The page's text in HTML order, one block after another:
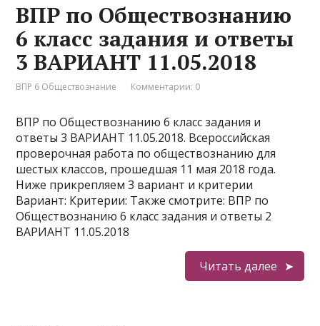
ВПР по Обществознанию
6 класс задания и ответы
3 ВАРИАНТ 11.05.2018
ВПР 6 Обществознание Комментарии: 0
ВПР по Обществознанию 6 класс задания и
ответы 3 ВАРИАНТ 11.05.2018. Всероссийская
проверочная работа по обществознанию для
шестых классов, прошедшая 11 мая 2018 года.
Ниже прикрепляем 3 вариант и критерии
Вариант: Критерии: Также смотрите: ВПР по
Обществознанию 6 класс задания и ответы 2
ВАРИАНТ 11.05.2018
Читать далее